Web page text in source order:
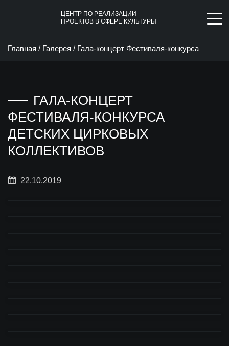
ЦЕНТР ПО РЕАЛИЗАЦИИ
ПРОЕКТОВ В СФЕРЕ КУЛЬТУРЫ
Главная / Галерея / Гала-концерт Фестиваля-конкурса
ГАЛА-КОНЦЕРТ
ФЕСТИВАЛЯ-КОНКУРСА
ДЕТСКИХ ЦИРКОВЫХ
КОЛЛЕКТИВОВ
22.10.2019